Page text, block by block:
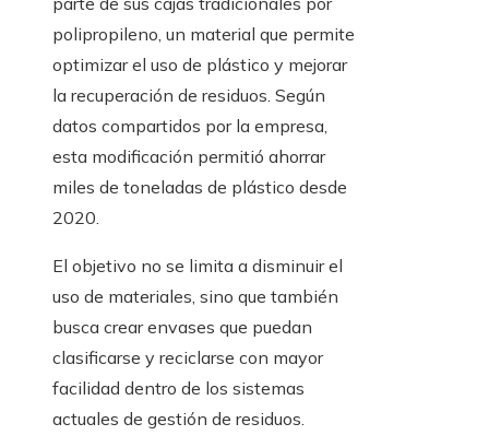
polipropileno, un material que permite
optimizar el uso de plástico y mejorar
la recuperación de residuos. Según
datos compartidos por la empresa,
esta modificación permitió ahorrar
miles de toneladas de plástico desde
2020.
El objetivo no se limita a disminuir el
uso de materiales, sino que también
busca crear envases que puedan
clasificarse y reciclarse con mayor
facilidad dentro de los sistemas
actuales de gestión de residuos.